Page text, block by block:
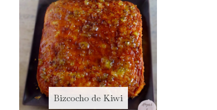
Bizcocho de Kiwi